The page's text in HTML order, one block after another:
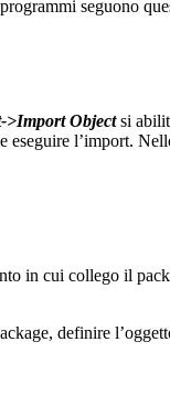
seguono
>Import Objectsi
eseguire l’import.
in cui collego il
definire